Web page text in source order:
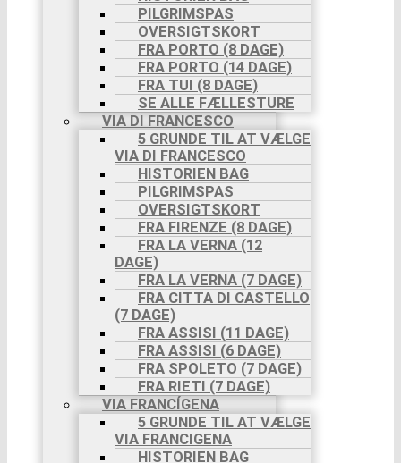
PILGRIMSPAS
OVERSIGTSKORT
FRA PORTO (8 DAGE)
FRA PORTO (14 DAGE)
FRA TUI (8 DAGE)
SE ALLE FÆLLESTURE
VIA DI FRANCESCO
5 GRUNDE TIL AT VÆLGE
VIA DI FRANCESCO
HISTORIEN BAG
PILGRIMSPAS
OVERSIGTSKORT
FRA FIRENZE (8 DAGE)
FRA LA VERNA (12
DAGE)
FRA LA VERNA (7 DAGE)
FRA CITTA DI CASTELLO
(7 DAGE)
FRA ASSISI (11 DAGE)
FRA ASSISI (6 DAGE)
FRA SPOLETO (7 DAGE)
FRA RIETI (7 DAGE)
VIA FRANCÍGENA
5 GRUNDE TIL AT VÆLGE
VIA FRANCIGENA
HISTORIEN BAG